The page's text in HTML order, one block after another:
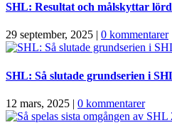
SHL: Resultat och målskyttar
29 september, 2025 | 0 kommentarer
SHL: Så slutade grundserien i
12 mars, 2025 | 0 kommentarer